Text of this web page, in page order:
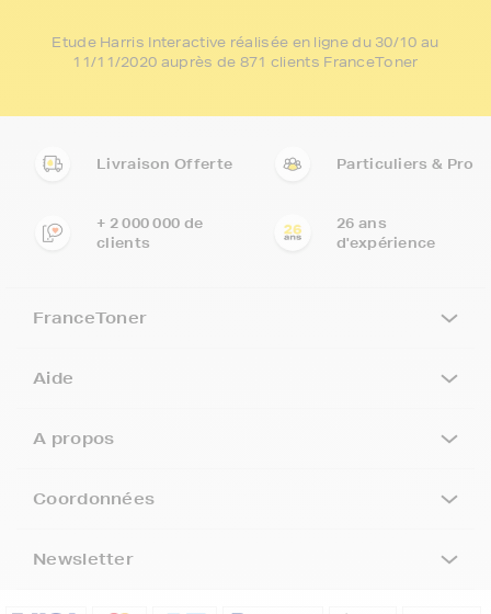
Etude Harris Interactive réalisée en ligne du 30/10 au
11/11/2020 auprès de 871 clients FranceToner
Livraison Offerte Particuliers & Pro
+ 2 000 000 de
clients
26 ans
d'expérience
FranceToner
Aide
A propos
Coordonnées
Newsletter